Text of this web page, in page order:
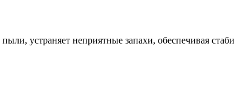
устраняет неприятные запахи, обеспечивая